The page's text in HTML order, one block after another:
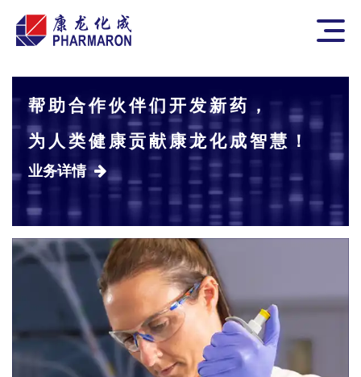
Skip to content
Pharmaron
帮助合作伙伴们开发新药，
为人类健康贡献康龙化成智慧！
业务详情